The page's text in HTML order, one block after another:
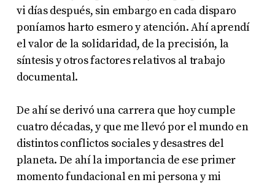
vi días después, sin embargo en cada disparo
poníamos harto esmero y atención. Ahí aprendí
el valor de la solidaridad, de la precisión, la
síntesis y otros factores relativos al trabajo
documental.
De ahí se derivó una carrera que hoy cumple
cuatro décadas, y que me llevó por el mundo en
distintos conflictos sociales y desastres del
planeta. De ahí la importancia de ese primer
momento fundacional en mi persona y mi